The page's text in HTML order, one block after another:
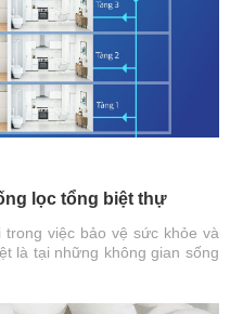
lọc tổng biệt thự
việc bảo vệ sức khỏe và
là tại những không gian sống